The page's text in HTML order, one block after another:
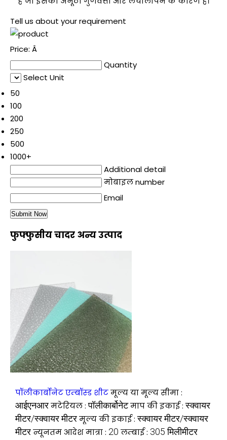
Tell us about your requirement
Price: Â
Quantity
Select Unit
50
100
200
250
500
1000+
Additional detail
मोबाइल number
Email
फुफ्फुसीय चादर अन्य उत्पाद
पॉलीकार्बोनेट एम्बॉस्ड शीटमूल्य या मूल्य सीमा :
आईएनआरमटेरियल :पॉलीकार्बोनेटमाप की इकाई :स्क्वायर
मीटर/स्क्वायर मीटरमूल्य की इकाई :स्क्वायर मीटर/स्क्वायर
मीटरन्यूनतम आदेश मात्रा : 20 लम्बाई : 305 मिलीमीटर